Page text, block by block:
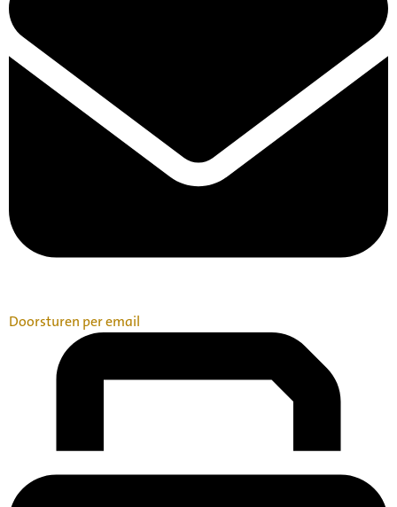
Doorsturen per email